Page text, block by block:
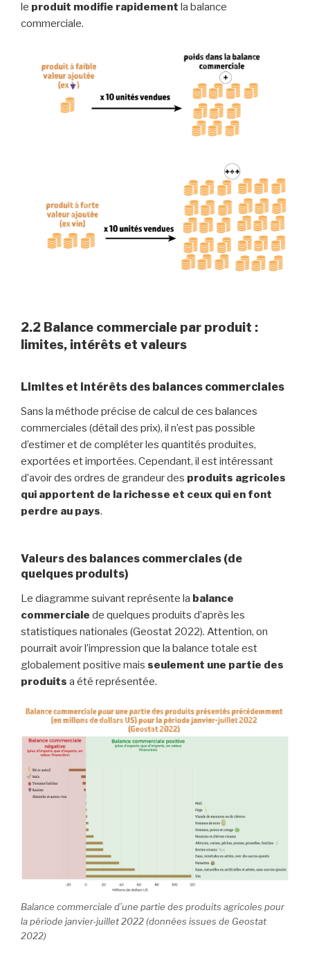
le produit modifie rapidement la balance
commerciale.
2.2 Balance commerciale par produit :
limites, intérêts et valeurs
Limites et intérêts des balances commerciales
Sans la méthode précise de calcul de ces balances
commerciales (détail des prix), il n’est pas possible
d’estimer et de compléter les quantités produites,
exportées et importées. Cependant, il est intéressant
d’avoir des ordres de grandeur des produits agricoles
qui apportent de la richesse et ceux qui en font
perdre au pays.
Valeurs des balances commerciales (de
quelques produits)
Le diagramme suivant représente la balance
commerciale de quelques produits d’après les
statistiques nationales (Geostat 2022). Attention, on
pourrait avoir l’impression que la balance totale est
globalement positive mais seulement une partie des
produits a été représentée.
Balance commerciale d’une partie des produits agricoles pour
la période janvier-juillet 2022 (données issues de Geostat
2022)